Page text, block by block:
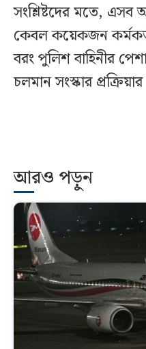
সংশ্লিষ্টদের মতে,
কেবল কয়েকজন
বরং পুলিশ বাহিনীর
চলমান সংস্কার
আরও পড়ুন